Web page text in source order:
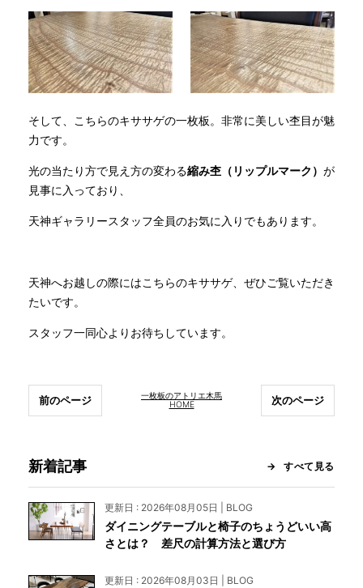
そして、こちらのキササゲの一枚板。非常に美しい杢目が魅
力です。
光の当たり方で見え方の変わる縮み杢（リップルマーク） が
見事に入っており、
天神ギャラリースタッフ全員のお気に入りでもあります。
天神へお越しの際にはこちらのキササゲ、ぜひご覧いただき
たいです。
スタッフ一同心よりお待ちしています。
一枚板のアトリエ木馬
HOME
前のページ 次のページ
新着記事 すべて見る
更新日 : 2026年08月05日 | BLOG
ダイニングテーブルと椅子のちょうどいい高
さとは？ 差尺の計算方法と選び方
更新日 : 2026年08月03日 | BLOG